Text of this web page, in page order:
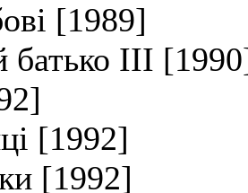
[1989]
батько III
[1992]
[1992]